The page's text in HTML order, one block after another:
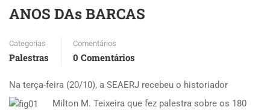
ANOS DAs BARCAS
Categorias
Palestras
Comentários
0 Comentários
Na terça-feira (20/10), a SEAERJ recebeu o historiador
Milton M. Teixeira que fez palestra sobre os 180